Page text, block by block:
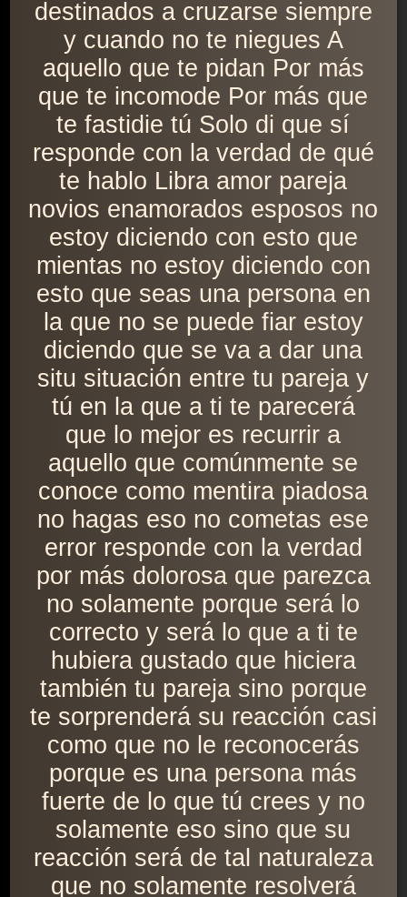
destinados a cruzarse siempre
y cuando no te niegues A
aquello que te pidan Por más
que te incomode Por más que
te fastidie tú Solo di que sí
responde con la verdad de qué
te hablo Libra amor pareja
novios enamorados esposos no
estoy diciendo con esto que
mientas no estoy diciendo con
esto que seas una persona en
la que no se puede fiar estoy
diciendo que se va a dar una
situ situación entre tu pareja y
tú en la que a ti te parecerá
que lo mejor es recurrir a
aquello que comúnmente se
conoce como mentira piadosa
no hagas eso no cometas ese
error responde con la verdad
por más dolorosa que parezca
no solamente porque será lo
correcto y será lo que a ti te
hubiera gustado que hiciera
también tu pareja sino porque
te sorprenderá su reacción casi
como que no le reconocerás
porque es una persona más
fuerte de lo que tú crees y no
solamente eso sino que su
reacción será de tal naturaleza
que no solamente resolverá